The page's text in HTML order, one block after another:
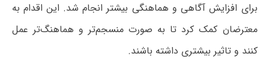
برای افزایش آگاهی و هماهنگی بیشتر انجام شد. این اقدام به
معترضان کمک کرد تا به صورت منسجم‌تر و هماهنگ‌تر عمل
کنند و تاثیر بیشتری داشته باشند.